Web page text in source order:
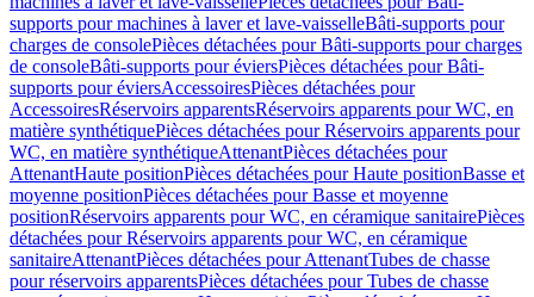
supports pour machines à laver et lave-vaisselleBâti-supports pour
charges de consolePièces détachées pour Bâti-supports pour charges
de consoleBâti-supports pour éviersPièces détachées pour Bâti-
supports pour éviersAccessoiresPièces détachées pour
AccessoiresRéservoirs apparentsRéservoirs apparents pour WC, en
matière synthétiquePièces détachées pour Réservoirs apparents pour
WC, en matière synthétiqueAttenantPièces détachées pour
AttenantHaute positionPièces détachées pour Haute positionBasse et
moyenne positionPièces détachées pour Basse et moyenne
positionRéservoirs apparents pour WC, en céramique sanitairePièces
détachées pour Réservoirs apparents pour WC, en céramique
sanitaireAttenantPièces détachées pour AttenantTubes de chasse
pour réservoirs apparentsPièces détachées pour Tubes de chasse